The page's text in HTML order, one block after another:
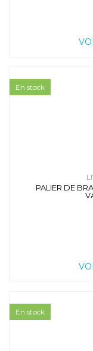
PALIER DE
En stock
En stock